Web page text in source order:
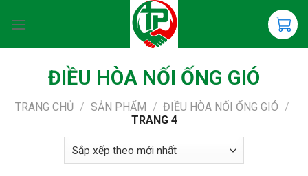
đến
ĐIỀU HÒA NỐI ỐNG GIÓ
TRANG CHỦ / SẢN PHẨM / ĐIỀU HÒA NỐI ỐNG GIÓ /
TRANG 4